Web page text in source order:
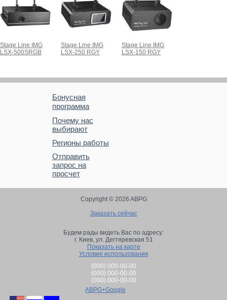
Stage Line IMG
LSX-500SRGB
Stage Line IMG
LSX-250 RGY
Stage Line IMG
LSX-150 RGY
Бонусная
программа
Почему нас
выбирают
Регионы работы
Отправить
запрос на
просчет
Copyright © 2026 ABPG
Заказать сейчас
Будем рады видеть Вас по адресу:
г. Киев, ул. Дегтяревская 51
Показать на карте
Условия использования
(000) 000-00-00
(000) 000-00-00
(000) 000-00-00
ABPG+Google